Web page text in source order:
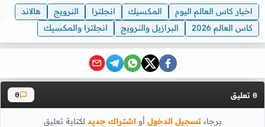
اخبار كاس العالم اليوم المكسيك انجلترا النرويج
هالاند
كاس العالم 2026
البرازيل والنرويج انجلترا والمكسيك
0 تعليق 0
برجاءتسجيل الدخول أواشتراك جديد لكتابة تعليق